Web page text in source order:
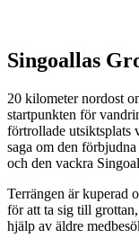
Singoallas
20 kilometer nordost
startpunkten för
förtrollade
saga om den
och den vackra
Terrängen är kuperad
för att ta sig till
hjälp av äldre